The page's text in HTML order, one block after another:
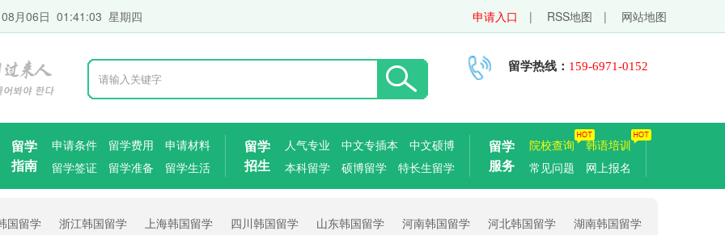
月06日 01:41:04 星期四 申请入口 | RSS地图 | 网站地图
留学热线： 159-6971-0152
留学
指南
申请条件 留学费用
申请材料
留学签证
留学准备 留学生活
留学
招生
人气专业 中文专插本
中文硕博
本科留学
硕博留学 特长生留学
留学
服务
院校查询
韩语培训
常见问题
网上报名
国留学 浙江韩国留学 上海韩国留学 四川韩国留学 山东韩国留学 河南韩国留学 河北韩国留学
湖南韩国留学